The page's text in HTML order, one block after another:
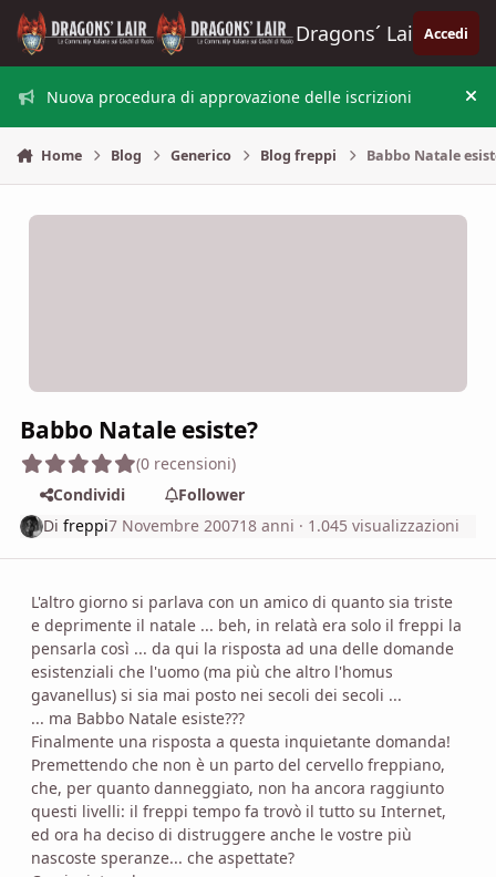
Vai al contenuto
Dragons´ Lair Accedi
Nuova procedura di approvazione delle iscrizioni
Home Blog Generico Blog freppi Babbo Natale
Babbo Natale esiste?
(0 recensioni)
Condividi
Follower
Difreppi7 Novembre 200718 anni · 1.045 visualizzazioni
L'altro giorno si parlava con un amico di quanto sia triste
e deprimente il natale ... beh, in relatà era solo il freppi la
pensarla così ... da qui la risposta ad una delle domande
esistenziali che l'uomo (ma più che altro l'homus
gavanellus) si sia mai posto nei secoli dei secoli ...
... ma Babbo Natale esiste???
Finalmente una risposta a questa inquietante domanda!
Premettendo che non è un parto del cervello freppiano,
che, per quanto danneggiato, non ha ancora raggiunto
questi livelli: il freppi tempo fa trovò il tutto su Internet,
ed ora ha deciso di distruggere anche le vostre più
nascoste speranze... che aspettate?